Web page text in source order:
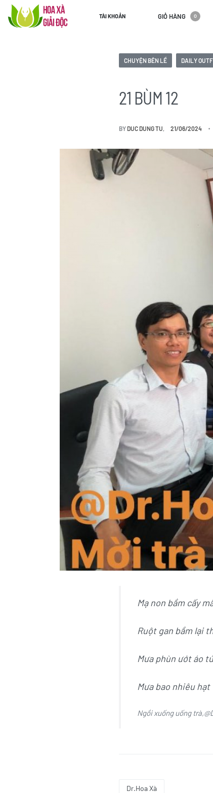
TÀI KHOẢN GIỎ HÀNG 0
CHUYỆN BÊN LỀ DAILY
21 BÙM 12
BY DUC DUNG TU 21/06/2024
Mạ non bầm cấy
Ruột gan bầm lại
Mưa phùn ướt áo
Mưa bao nhiêu
Ngồi xuống uống
Dr.Hoa Xà